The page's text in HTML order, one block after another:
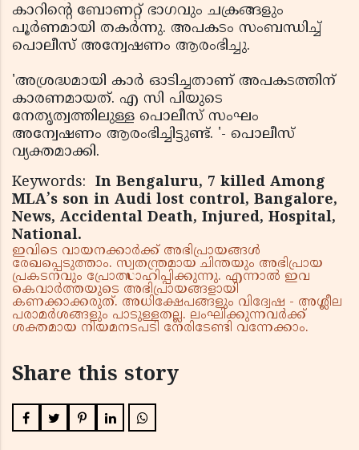
കാറിന്റെ ബോണറ്റ് ഭാഗവും ചക്രങ്ങളും
പൂര്‍ണമായി തകര്‍ന്നു. അപകടം സംബന്ധിച്ച്
പൊലീസ് അന്വേഷണം ആരംഭിച്ചു.
'അശ്രദ്ധമായി കാര്‍ ഓടിച്ചതാണ് അപകടത്തിന്
കാരണമായത്. എ സി പിയുടെ
നേതൃത്വത്തിലുള്ള പൊലീസ് സംഘം
അന്വേഷണം ആരംഭിച്ചിട്ടുണ്ട്. '- പൊലീസ്
വ്യക്തമാക്കി.
Keywords: In Bengaluru, 7 killed Among
MLA’s son in Audi lost control, Bangalore,
News, Accidental Death, Injured, Hospital,
National.
ഇവിടെ വായനക്കാർക്ക് അഭിപ്രായങ്ങൾ
രേഖപ്പെടുത്താം. സ്വതന്ത്രമായ ചിന്തയും അഭിപ്രായ
പ്രകടനവും പ്രോത്സാഹിപ്പിക്കുന്നു. എന്നാൽ ഇവ
കെവാർത്തയുടെ അഭിപ്രായങ്ങളായി
കണക്കാക്കരുത്. അധിക്ഷേപങ്ങളും വിദ്വേഷ - അശ്ലീല
പരാമർശങ്ങളും പാടുള്ളതല്ല. ലംഘിക്കുന്നവർക്ക്
ശക്തമായ നിയമനടപടി നേരിടേണ്ടി വന്നേക്കാം.
Share this story